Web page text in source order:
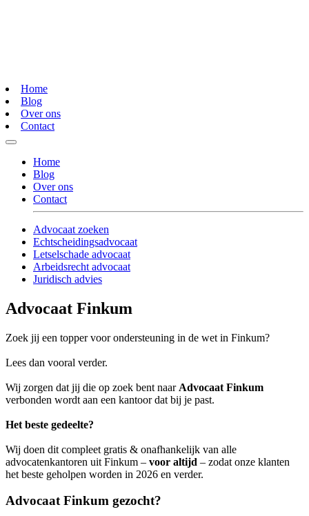
Home
Blog
Over ons
Contact
Home
Blog
Over ons
Contact
Advocaat zoeken
Echtscheidingsadvocaat
Letselschade advocaat
Arbeidsrecht advocaat
Juridisch advies
Advocaat Finkum
Zoek jij een topper voor ondersteuning in de wet in Finkum?
Lees dan vooral verder.
Wij zorgen dat jij die op zoek bent naar Advocaat Finkum
verbonden wordt aan een kantoor dat bij je past.
Het beste gedeelte?
Wij doen dit compleet gratis & onafhankelijk van alle
advocatenkantoren uit Finkum – voor altijd – zodat onze klanten
het beste geholpen worden in 2026 en verder.
Advocaat Finkum gezocht?